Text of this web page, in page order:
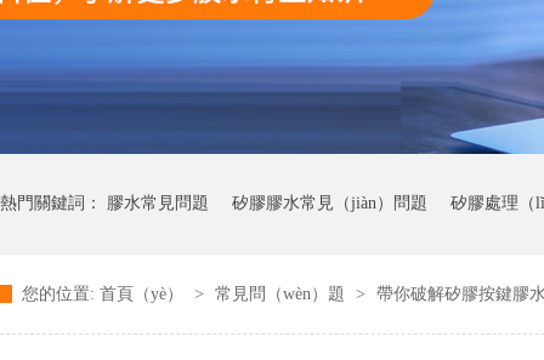
熱門關鍵詞： 膠水常見問題 矽膠膠水常見（jiàn）問題 矽膠處理（
快幹膠膠常見問題
您的位置: 首頁（yè） > 常見問（wèn）題 > 帶你破解矽膠按鍵膠